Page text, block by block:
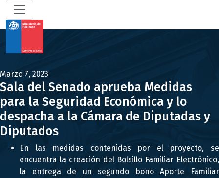
Marzo 7, 2023
Sala del Senado aprueba Medidas
para la Seguridad Económica y lo
despacha a la Cámara de Diputadas y
Diputados
En las medidas contenidas por el proyecto, se
encuentra la creación del Bolsillo Familiar Electrónico,
la entrega de un segundo bono Aporte Familiar